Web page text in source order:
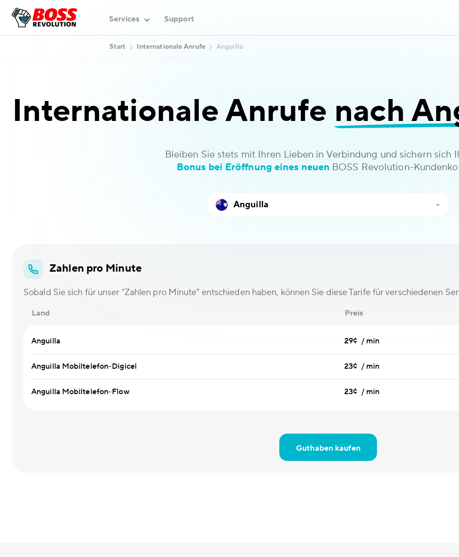
Services Support
Start Internationale Anrufe Anguilla
Internationale Anrufe nach
Bleiben Sie stets mit Ihren Lieben in Verbindung und sichern sich
Bonus bei Eröffnung eines neuen BOSS Revolution-
Zahlen pro Minute
Sobald Sie sich für unser "Zahlen pro Minute" entschieden haben, können Sie diese Tarife für verschiedenen
Land Preis
Anguilla 29¢ / min
Anguilla Mobiltelefon-Digicel 23¢ / min
Anguilla Mobiltelefon-Flow 23¢ / min
Guthaben kaufen